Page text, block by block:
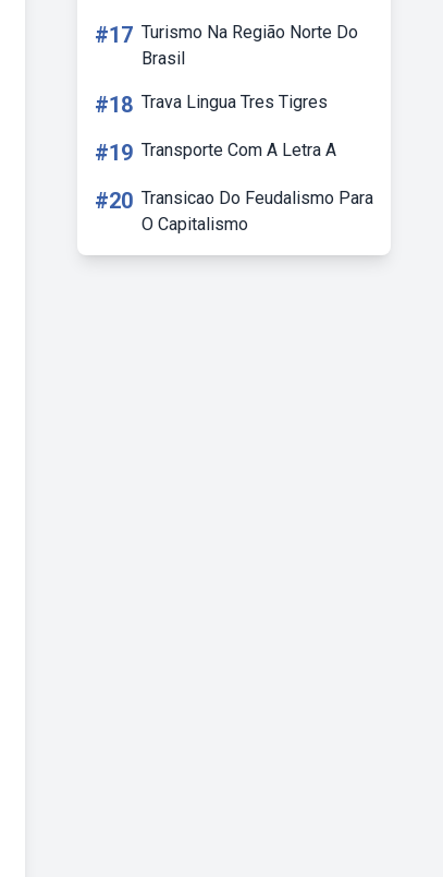
#17 Turismo Na Região Norte Do
Brasil
#18 Trava Lingua Tres Tigres
#19 Transporte Com A Letra A
#20 Transicao Do Feudalismo Para
O Capitalismo